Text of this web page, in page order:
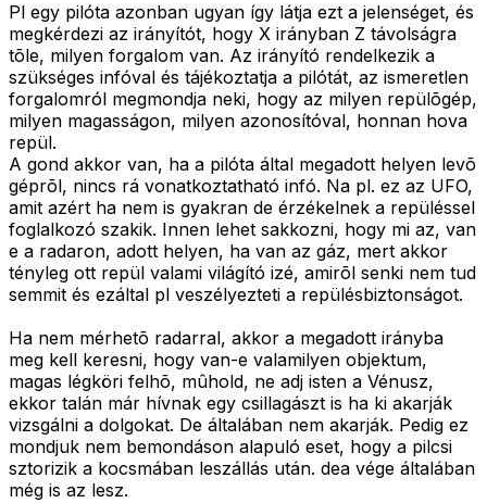
Pl egy pilóta azonban ugyan így látja ezt a jelenséget, és
megkérdezi az irányítót, hogy X irányban Z távolságra
tõle, milyen forgalom van. Az irányító rendelkezik a
szükséges infóval és tájékoztatja a pilótát, az ismeretlen
forgalomról megmondja neki, hogy az milyen repülõgép,
milyen magasságon, milyen azonosítóval, honnan hova
repül.
A gond akkor van, ha a pilóta által megadott helyen levõ
géprõl, nincs rá vonatkoztatható infó. Na pl. ez az UFO,
amit azért ha nem is gyakran de érzékelnek a repüléssel
foglalkozó szakik. Innen lehet sakkozni, hogy mi az, van
e a radaron, adott helyen, ha van az gáz, mert akkor
tényleg ott repül valami világító izé, amirõl senki nem tud
semmit és ezáltal pl veszélyezteti a repülésbiztonságot.
Ha nem mérhetõ radarral, akkor a megadott irányba
meg kell keresni, hogy van-e valamilyen objektum,
magas légköri felhõ, mûhold, ne adj isten a Vénusz,
ekkor talán már hívnak egy csillagászt is ha ki akarják
vizsgálni a dolgokat. De általában nem akarják. Pedig ez
mondjuk nem bemondáson alapuló eset, hogy a pilcsi
sztorizik a kocsmában leszállás után. dea vége általában
még is az lesz.